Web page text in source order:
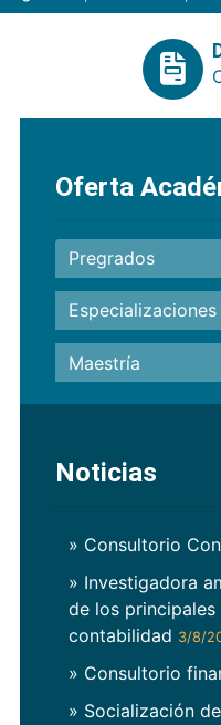
Oferta
Pregrados
Especializaciones
Maestría
Noticias
» Consultorio
» Investigadora
de los
contabilidad 3/8/
» Consultorio
» Socialización